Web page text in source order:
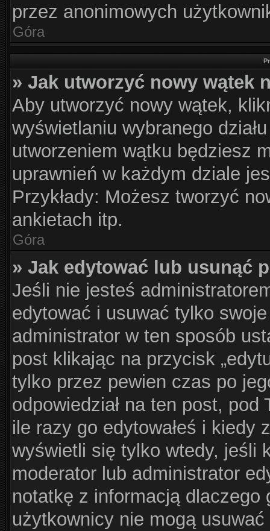
przez anonimowych
Góra
» Jak utworzyć nowy wątek
Aby utworzyć nowy wątek,
wyświetlaniu wybranego
utworzeniem wątku będziesz
uprawnień w każdym dziale
Przykłady: Możesz tworzyć
ankietach itp.
Góra
» Jak edytować lub usunąć
Jeśli nie jesteś
edytować i usuwać tylko
administrator w ten sposób
post klikając na przycisk
tylko przez pewien czas po
odpowiedział na ten post,
ile razy go edytowałeś i kiedy
wyświetli się tylko wtedy, jeśli
moderator lub administrator
notatkę z informacją
użytkownicy nie mogą